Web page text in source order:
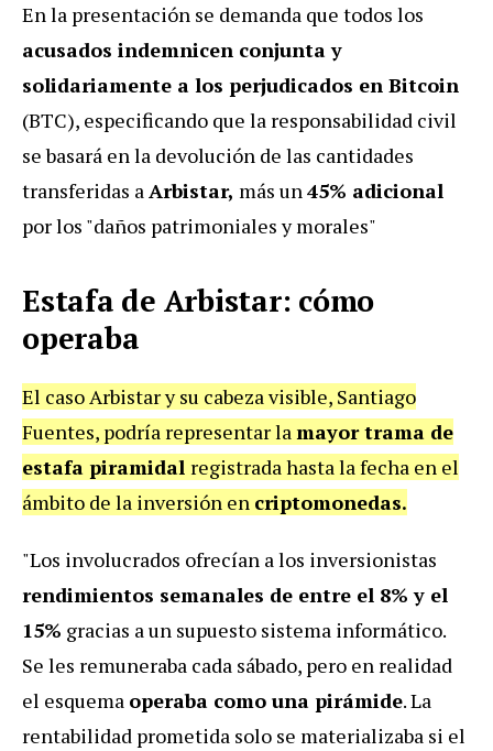
En la presentación se demanda que todos los
acusados indemnicen conjunta y
solidariamente a los perjudicados en Bitcoin
(BTC), especificando que la responsabilidad civil
se basará en la devolución de las cantidades
transferidas aArbistar, más un45% adicional
por los "daños patrimoniales y morales"
Estafa de Arbistar: cómo
operaba
El caso Arbistar y su cabeza visible, Santiago
Fuentes, podría representar lamayor trama de
estafa piramidal registrada hasta la fecha en el
ámbito de la inversión en criptomonedas.
"Los involucrados ofrecían a los inversionistas
rendimientos semanales de entre el 8% y el
15% gracias a un supuesto sistema informático.
Se les remuneraba cada sábado, pero en realidad
el esquema operaba como una pirámide. La
rentabilidad prometida solo se materializaba si el